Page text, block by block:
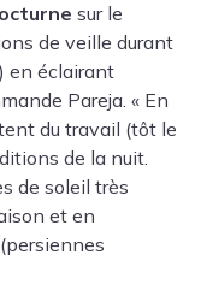
sur le
de veille durant
en éclairant
Pareja. « En
du travail (tôt le
de la nuit.
de soleil très
et en